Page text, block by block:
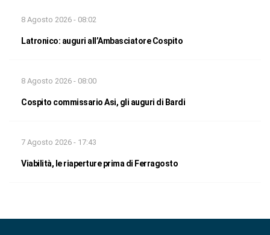
8 Agosto 2026 - 08:02
Latronico: auguri all’Ambasciatore Cospito
8 Agosto 2026 - 08:00
Cospito commissario Asi, gli auguri di Bardi
7 Agosto 2026 - 17:43
Viabilità, le riaperture prima di Ferragosto